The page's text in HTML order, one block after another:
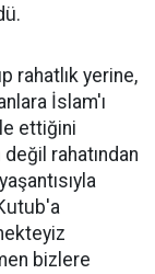
rahatlık yerine,
İslam'ı
ettiğini
rahatından
bizlere